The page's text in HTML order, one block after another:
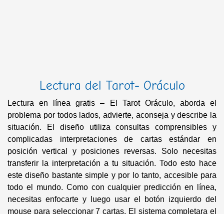
Lectura del Tarot- Oráculo
Lectura en línea gratis – El Tarot Oráculo, aborda el
problema por todos lados, advierte, aconseja y describe la
situación. El diseño utiliza consultas comprensibles y
complicadas interpretaciones de cartas estándar en
posición vertical y posiciones reversas. Solo necesitas
transferir la interpretación a tu situación. Todo esto hace
este diseño bastante simple y por lo tanto, accesible para
todo el mundo. Como con cualquier predicción en línea,
necesitas enfocarte y luego usar el botón izquierdo del
mouse para seleccionar 7 cartas. El sistema completara el